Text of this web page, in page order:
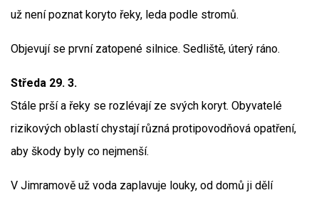
už není poznat koryto řeky, leda podle stromů.
Objevují se první zatopené silnice. Sedliště, úterý ráno.
Středa 29. 3.
Stále prší a řeky se rozlévají ze svých koryt. Obyvatelé
rizikových oblastí chystají různá protipovodňová opatření,
aby škody byly co nejmenší.
V Jimramově už voda zaplavuje louky, od domů ji dělí